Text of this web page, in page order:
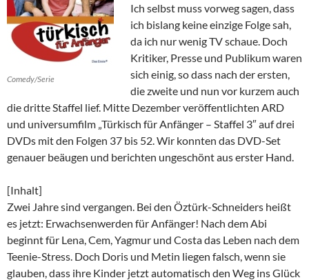
Comedy/Serie
Ich selbst muss vorweg sagen, dass
ich bislang keine einzige Folge sah,
da ich nur wenig TV schaue. Doch
Kritiker, Presse und Publikum waren
sich einig, so dass nach der ersten,
die zweite und nun vor kurzem auch
die dritte Staffel lief. Mitte Dezember veröffentlichten ARD
und universumfilm „Türkisch für Anfänger – Staffel 3″ auf drei
DVDs mit den Folgen 37 bis 52. Wir konnten das DVD-Set
genauer beäugen und berichten ungeschönt aus erster Hand.
[Inhalt]
Zwei Jahre sind vergangen. Bei den Öztürk-Schneiders heißt
es jetzt: Erwachsenwerden für Anfänger! Nach dem Abi
beginnt für Lena, Cem, Yagmur und Costa das Leben nach dem
Teenie-Stress. Doch Doris und Metin liegen falsch, wenn sie
glauben, dass ihre Kinder jetzt automatisch den Weg ins Glück